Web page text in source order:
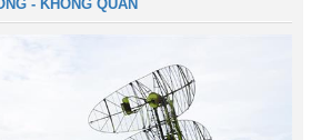
- KHÔNG QUÂN